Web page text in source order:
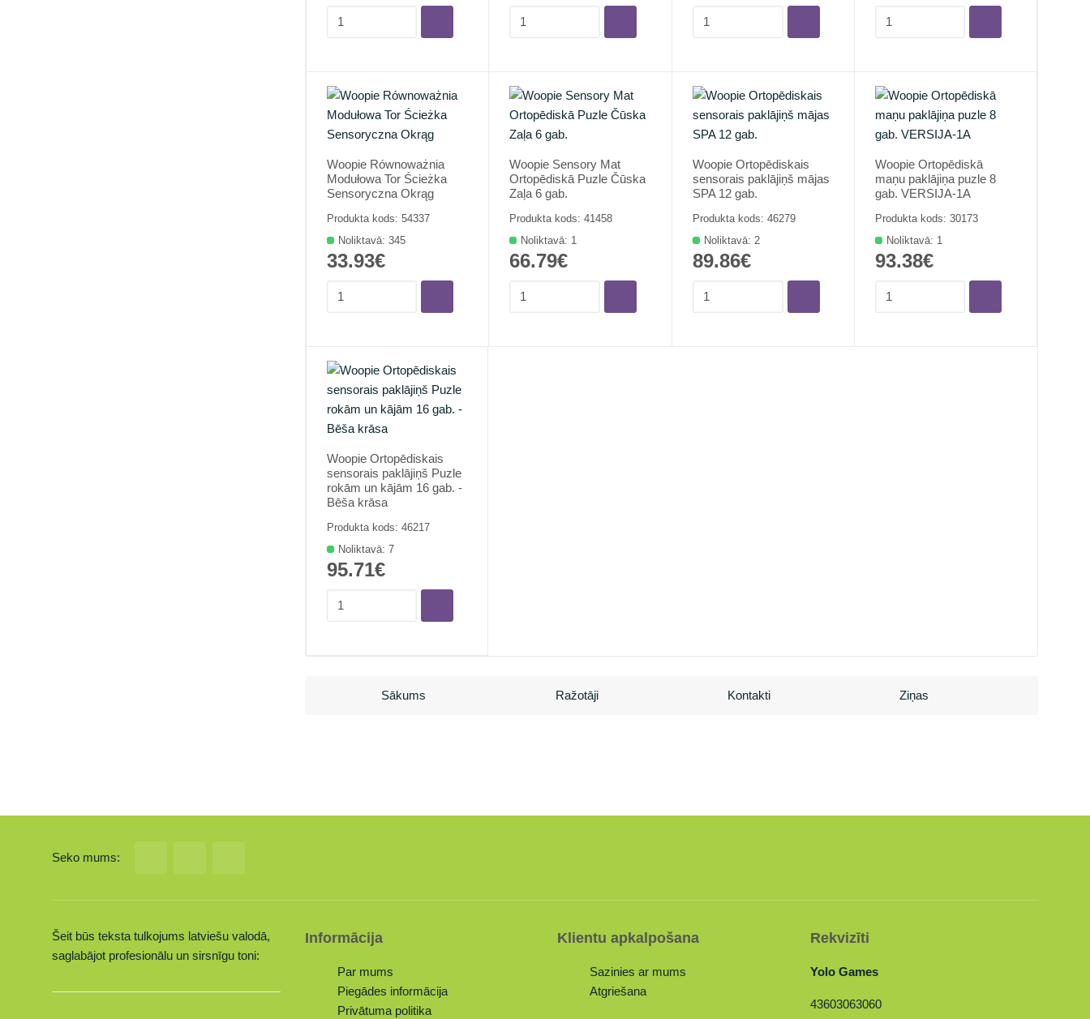
Woopie Równoważnia
Modułowa Tor Ścieżka
Sensoryczna Okrąg
Produkta kods: 54337
Noliktavā: 345
33.93€
Woopie Sensory Mat
Ortopēdiskā Puzle Čūska
Zaļa 6 gab.
Produkta kods: 41458
Noliktavā: 1
66.79€
Woopie Ortopēdiskais
sensorais paklājiņš mājas
SPA 12 gab.
Produkta kods: 46279
Noliktavā: 2
89.86€
Woopie Ortopēdiskā
maņu paklājiņa puzle 8
gab. VERSIJA-1A
Produkta kods: 30173
Noliktavā: 1
93.38€
Woopie Ortopēdiskais
sensorais paklājiņš Puzle
rokām un kājām 16 gab. -
Bēša krāsa
Produkta kods: 46217
Noliktavā: 7
95.71€
Sākums Ražotāji Kontakti Ziņas
Seko mums:
Šeit būs teksta tulkojums latviešu valodā,
saglabājot profesionālu un sirsnīgu toni:
Informācija
Par mums
Piegādes informācija
Privātuma politika
Klientu apkalpošana
Sazinies ar mums
Atgriešana
Rekvizīti
Yolo Games
43603063060